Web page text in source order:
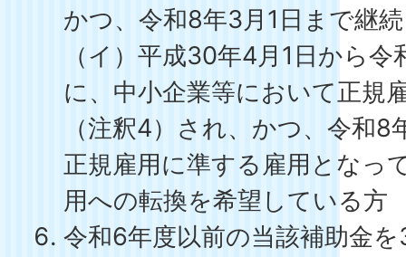
かつ、令和8年3月1日まで継
（イ）平成30年4月1日から
に、中小企業等において正規
（注釈4）され、かつ、令和
正規雇用に準する雇用となっ
用への転換を希望している方
令和6年度以前の当該補助金